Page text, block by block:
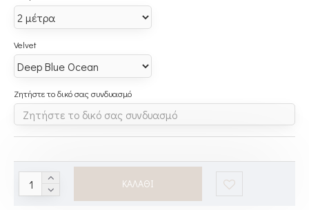
Velvet
Ζητήστε το δικό σας συνδυασμό
ΚΑΛΆΘΙ